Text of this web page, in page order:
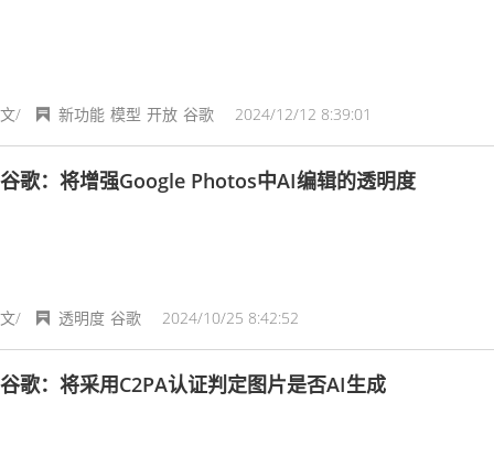
文/ 2024/12/12 8:39:01
新功能 模型 开放 谷歌
谷歌：将增强Google Photos中AI编辑的透明度
文/ 2024/10/25 8:42:52
透明度 谷歌
谷歌：将采用C2PA认证判定图片是否AI生成